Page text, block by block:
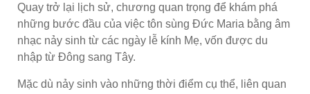
Quay trở lại lịch sử, chương quan trọng để khám phá
những bước đầu của việc tôn sùng Đức Maria bằng âm
nhạc nảy sinh từ các ngày lễ kính Mẹ, vốn được du
nhập từ Đông sang Tây.
Mặc dù nảy sinh vào những thời điểm cụ thể, liên quan